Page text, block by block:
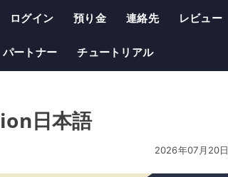
ログイン 預り金 連絡先 レビュー
パートナー チュートリアル
日本語
2026年07月20日